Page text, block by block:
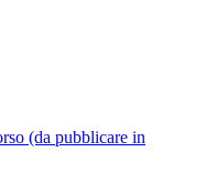
(da pubblicare in